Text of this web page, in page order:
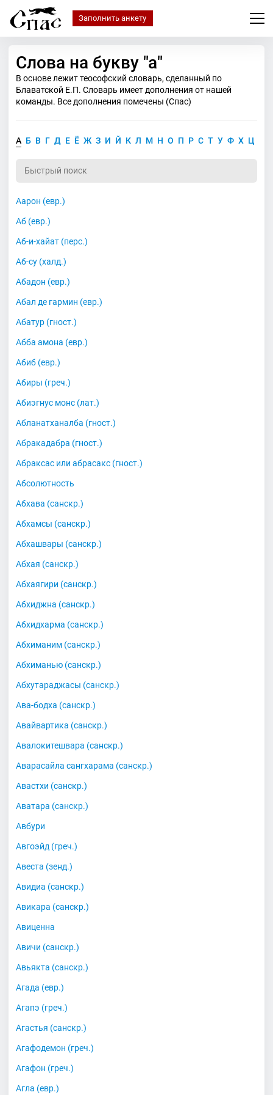
Заполнить анкету
Слова на букву "а"
В основе лежит теософский словарь, сделанный по
Блаватской Е.П. Словарь имеет дополнения от нашей
команды. Все дополнения помечены (Спас)
А Б В Г Д Е Ё Ж З И Й К Л М Н О П Р С Т У Ф Х Ц
Аарон (евр.)
Аб (евр.)
Аб-и-хайат (перс.)
Аб-су (халд.)
Абадон (евр.)
Абал де гармин (евр.)
Абатур (гност.)
Абба амона (евр.)
Абиб (евр.)
Абиры (греч.)
Абиэгнус монс (лат.)
Абланатханалба (гност.)
Абракадабра (гност.)
Абраксас или абрасакс (гност.)
Абсолютность
Абхава (санскр.)
Абхамсы (санскр.)
Абхашвары (санскр.)
Абхая (санскр.)
Абхаягири (санскр.)
Абхиджна (санскр.)
Абхидхарма (санскр.)
Абхиманим (санскр.)
Абхиманью (санскр.)
Абхутараджасы (санскр.)
Ава-бодха (санскр.)
Авайвартика (санскр.)
Авалокитешвара (санскр.)
Аварасайла сангхарама (санскр.)
Авастхи (санскр.)
Аватара (санскр.)
Авбури
Авгоэйд (греч.)
Авеста (зенд.)
Авидиа (санскр.)
Авикара (санскр.)
Авиценна
Авичи (санскр.)
Авьякта (санскр.)
Агада (евр.)
Агапэ (греч.)
Агастья (санскр.)
Агафодемон (греч.)
Агафон (греч.)
Агла (евр.)